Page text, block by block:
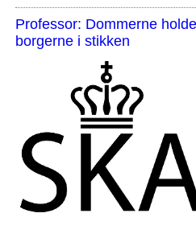
Professor: Dommerne
borgerne i stikken